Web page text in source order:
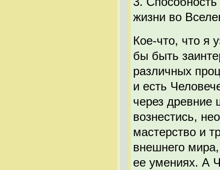
жизни во
Кое-что, что я
бы быть
различных
и есть
через древние
вознестись,
мастерство и
внешнего
ее умениях. А